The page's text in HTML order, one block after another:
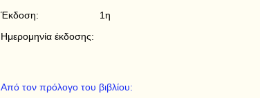
Έκδοση:
1η
Ημερομηνία έκδοσης:
Από τον πρόλογο του βιβλίου: